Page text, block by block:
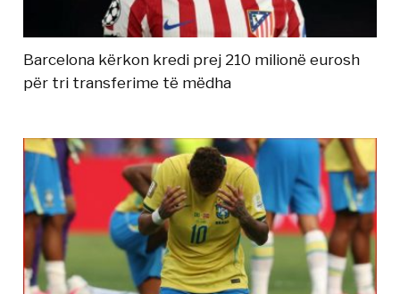
Barcelona kërkon kredi prej 210 milionë eurosh
për tri transferime të mëdha